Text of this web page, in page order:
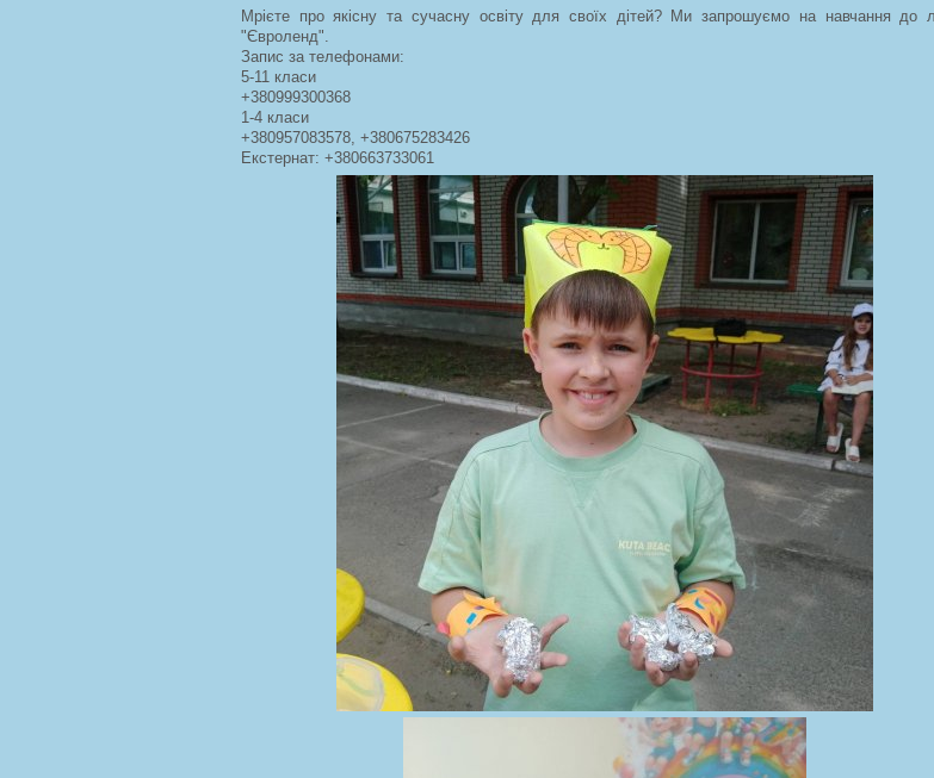
Мрієте про якісну та сучасну освіту для своїх дітей? Ми запрошуємо на навчання до
"Євроленд".
Запис за телефонами:
5-11 класи
+380999300368
1-4 класи
+380957083578, +380675283426
Екстернат: +380663733061